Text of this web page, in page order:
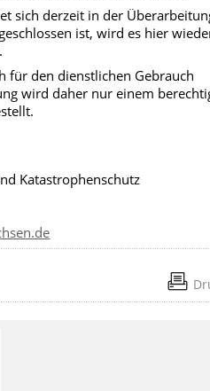
sich derzeit in der
ist, wird es hier
für den dienstlichen Gebrauch
wird daher nur einem
Katastrophenschutz